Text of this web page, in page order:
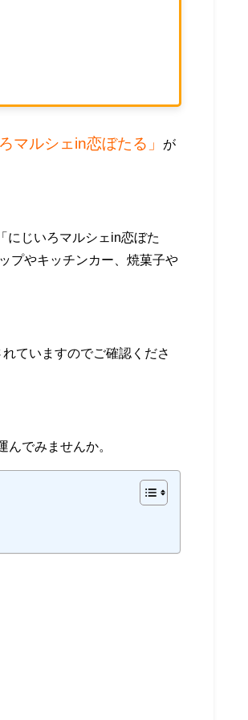
マルシェin恋ぼたる」
が
にじいろマルシェin恋ぼた
プやキッチンカー、焼菓子や
れていますのでご確認くださ
でみませんか。